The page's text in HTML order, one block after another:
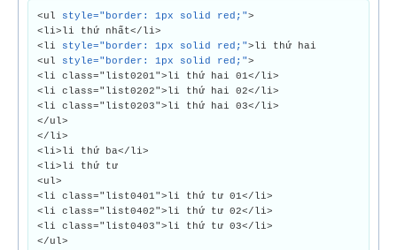
<ul style="border: 1px solid red;">
<li>li thứ nhất</li>
<li style="border: 1px solid red;">li thứ hai
<ul style="border: 1px solid red;">
<li class="list0201">li thứ hai 01</li>
<li class="list0202">li thứ hai 02</li>
<li class="list0203">li thứ hai 03</li>
</ul>
</li>
<li>li thứ ba</li>
<li>li thứ tư
<ul>
<li class="list0401">li thứ tư 01</li>
<li class="list0402">li thứ tư 02</li>
<li class="list0403">li thứ tư 03</li>
</ul>